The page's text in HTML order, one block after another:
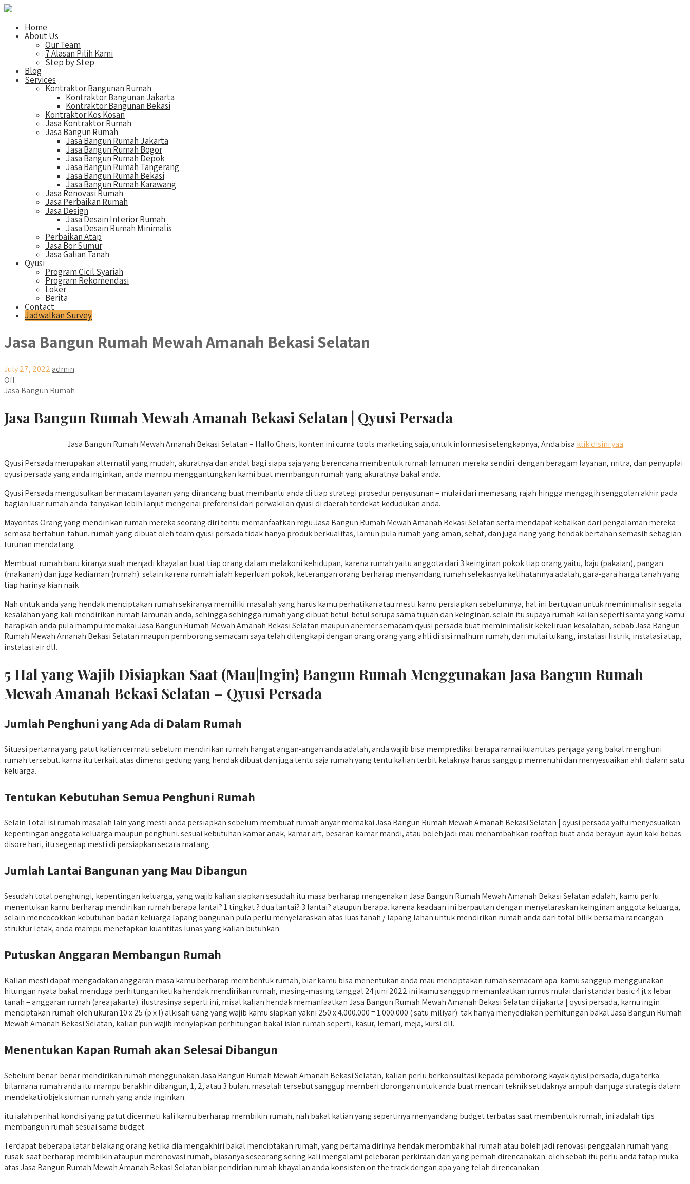
Home
About Us
Our Team
7 Alasan Pilih Kami
Step by Step
Blog
Services
Kontraktor Bangunan Rumah
Kontraktor Bangunan Jakarta
Kontraktor Bangunan Bekasi
Kontraktor Kos Kosan
Jasa Kontraktor Rumah
Jasa Bangun Rumah
Jasa Bangun Rumah Jakarta
Jasa Bangun Rumah Bogor
Jasa Bangun Rumah Depok
Jasa Bangun Rumah Tangerang
Jasa Bangun Rumah Bekasi
Jasa Bangun Rumah Karawang
Jasa Renovasi Rumah
Jasa Perbaikan Rumah
Jasa Design
Jasa Desain Interior Rumah
Jasa Desain Rumah Minimalis
Perbaikan Atap
Jasa Bor Sumur
Jasa Galian Tanah
Qyusi
Program Cicil Syariah
Program Rekomendasi
Loker
Berita
Contact
Jadwalkan Survey
Jasa Bangun Rumah Mewah Amanah Bekasi Selatan
July 27, 2022 admin
Off
Jasa Bangun Rumah
Jasa Bangun Rumah Mewah Amanah Bekasi Selatan | Qyusi Persada
Jasa Bangun Rumah Mewah Amanah Bekasi Selatan – Hallo Ghais, konten ini cuma tools marketing saja, untuk informasi selengkapnya, Anda bisa klik disini yaa
Qyusi Persada merupakan alternatif yang mudah, akuratnya dan andal bagi siapa saja yang berencana membentuk rumah lamunan mereka sendiri. dengan beragam layanan, mitra, dan penyuplai
qyusi persada yang anda inginkan, anda mampu menggantungkan kami buat membangun rumah yang akuratnya bakal anda.
Qyusi Persada mengusulkan bermacam layanan yang dirancang buat membantu anda di tiap strategi prosedur penyusunan – mulai dari memasang rajah hingga mengagih senggolan akhir pada
bagian luar rumah anda. tanyakan lebih lanjut mengenai preferensi dari perwakilan qyusi di daerah terdekat kedudukan anda.
Mayoritas Orang yang mendirikan rumah mereka seorang diri tentu memanfaatkan regu Jasa Bangun Rumah Mewah Amanah Bekasi Selatan serta mendapat kebaikan dari pengalaman mereka
semasa bertahun-tahun. rumah yang dibuat oleh team qyusi persada tidak hanya produk berkualitas, lamun pula rumah yang aman, sehat, dan juga riang yang hendak bertahan semasih sebagian
turunan mendatang.
Membuat rumah baru kiranya suah menjadi khayalan buat tiap orang dalam melakoni kehidupan, karena rumah yaitu anggota dari 3 keinginan pokok tiap orang yaitu, baju (pakaian), pangan
(makanan) dan juga kediaman (rumah). selain karena rumah ialah keperluan pokok, keterangan orang berharap menyandang rumah selekasnya kelihatannya adalah, gara-gara harga tanah yang
tiap harinya kian naik
Nah untuk anda yang hendak menciptakan rumah sekiranya memiliki masalah yang harus kamu perhatikan atau mesti kamu persiapkan sebelumnya, hal ini bertujuan untuk meminimalisir segala
kesalahan yang kali mendirikan rumah lamunan anda, sehingga sehingga rumah yang dibuat betul-betul serupa sama tujuan dan keinginan. selain itu supaya rumah kalian seperti sama yang kamu
harapkan anda pula mampu memakai Jasa Bangun Rumah Mewah Amanah Bekasi Selatan maupun anemer semacam qyusi persada buat meminimalisir kekeliruan kesalahan, sebab Jasa Bangun
Rumah Mewah Amanah Bekasi Selatan maupun pemborong semacam saya telah dilengkapi dengan orang orang yang ahli di sisi mafhum rumah, dari mulai tukang, instalasi listrik, instalasi atap,
instalasi air dll.
5 Hal yang Wajib Disiapkan Saat (Mau|Ingin} Bangun Rumah Menggunakan Jasa Bangun Rumah
Mewah Amanah Bekasi Selatan – Qyusi Persada
Jumlah Penghuni yang Ada di Dalam Rumah
Situasi pertama yang patut kalian cermati sebelum mendirikan rumah hangat angan-angan anda adalah, anda wajib bisa memprediksi berapa ramai kuantitas penjaga yang bakal menghuni
rumah tersebut. karna itu terkait atas dimensi gedung yang hendak dibuat dan juga tentu saja rumah yang tentu kalian terbit kelaknya harus sanggup memenuhi dan menyesuaikan ahli dalam satu
keluarga.
Tentukan Kebutuhan Semua Penghuni Rumah
Selain Total isi rumah masalah lain yang mesti anda persiapkan sebelum membuat rumah anyar memakai Jasa Bangun Rumah Mewah Amanah Bekasi Selatan | qyusi persada yaitu menyesuaikan
kepentingan anggota keluarga maupun penghuni. sesuai kebutuhan kamar anak, kamar art, besaran kamar mandi, atau boleh jadi mau menambahkan rooftop buat anda berayun-ayun kaki bebas
disore hari, itu segenap mesti di persiapkan secara matang.
Jumlah Lantai Bangunan yang Mau Dibangun
Sesudah total penghungi, kepentingan keluarga, yang wajib kalian siapkan sesudah itu masa berharap mengenakan Jasa Bangun Rumah Mewah Amanah Bekasi Selatan adalah, kamu perlu
menentukan kamu berharap mendirikan rumah berapa lantai? 1 tingkat ? dua lantai? 3 lantai? ataupun berapa. karena keadaan ini berpautan dengan menyelaraskan keinginan anggota keluarga,
selain mencocokkan kebutuhan badan keluarga lapang bangunan pula perlu menyelaraskan atas luas tanah / lapang lahan untuk mendirikan rumah anda dari total bilik bersama rancangan
struktur letak, anda mampu menetapkan kuantitas lunas yang kalian butuhkan.
Putuskan Anggaran Membangun Rumah
Kalian mesti dapat mengadakan anggaran masa kamu berharap membentuk rumah, biar kamu bisa menentukan anda mau menciptakan rumah semacam apa. kamu sanggup menggunakan
hitungan nyata bakal menduga perhitungan ketika hendak mendirikan rumah, masing-masing tanggal 24 juni 2022 ini kamu sanggup memanfaatkan rumus mulai dari standar basic 4 jt x lebar
tanah = anggaran rumah (area jakarta). ilustrasinya seperti ini, misal kalian hendak memanfaatkan Jasa Bangun Rumah Mewah Amanah Bekasi Selatan di jakarta | qyusi persada, kamu ingin
menciptakan rumah oleh ukuran 10 x 25 (p x l) alkisah uang yang wajib kamu siapkan yakni 250 x 4.000.000 = 1.000.000 ( satu miliyar). tak hanya menyediakan perhitungan bakal Jasa Bangun Rumah
Mewah Amanah Bekasi Selatan, kalian pun wajib menyiapkan perhitungan bakal isian rumah seperti, kasur, lemari, meja, kursi dll.
Menentukan Kapan Rumah akan Selesai Dibangun
Sebelum benar-benar mendirikan rumah menggunakan Jasa Bangun Rumah Mewah Amanah Bekasi Selatan, kalian perlu berkonsultasi kepada pemborong kayak qyusi persada, duga terka
bilamana rumah anda itu mampu berakhir dibangun, 1, 2, atau 3 bulan. masalah tersebut sanggup memberi dorongan untuk anda buat mencari teknik setidaknya ampuh dan juga strategis dalam
mendekati objek siuman rumah yang anda inginkan.
itu ialah perihal kondisi yang patut dicermati kali kamu berharap membikin rumah, nah bakal kalian yang sepertinya menyandang budget terbatas saat membentuk rumah, ini adalah tips
membangun rumah sesuai sama budget.
Terdapat beberapa latar belakang orang ketika dia mengakhiri bakal menciptakan rumah, yang pertama dirinya hendak merombak hal rumah atau boleh jadi renovasi penggalan rumah yang
rusak. saat berharap membikin ataupun merenovasi rumah, biasanya seseorang sering kali mengalami pelebaran perkiraan dari yang pernah direncanakan. oleh sebab itu perlu anda tatap muka
atas Jasa Bangun Rumah Mewah Amanah Bekasi Selatan biar pendirian rumah khayalan anda konsisten on the track dengan apa yang telah direncanakan